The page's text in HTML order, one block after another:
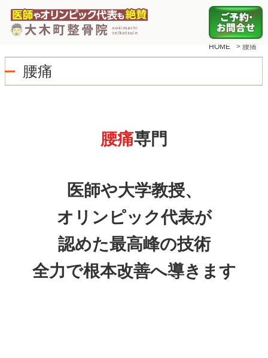
HOME > 腰痛
腰痛
腰痛専門
医師や大学教授、
オリンピック代表が
認めた最高峰の技術
全力で根本改善へ導きます